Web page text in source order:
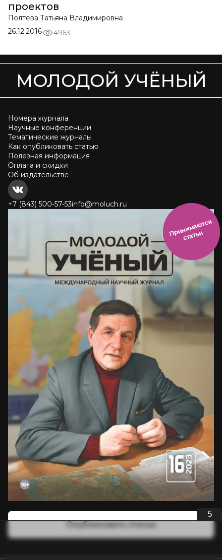
проектов
Полтева Татьяна Владимировна
26.12.2016
4963
МОЛОДОЙ УЧЁНЫЙ
Номера журнала
Научные конференции
Тематические журналы
Как опубликовать статью
Полезная информация
Оплата и скидки
Об издательстве
+7 (843) 500-57-53info@moluch.ru
П
р
и
н
и
м
а
ют
с
я
ст
ать
и
Опубликовать статью
4